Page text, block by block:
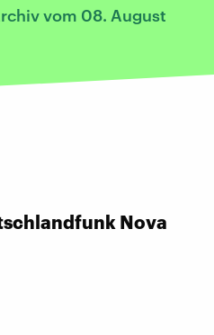
vom 08. August
Nova